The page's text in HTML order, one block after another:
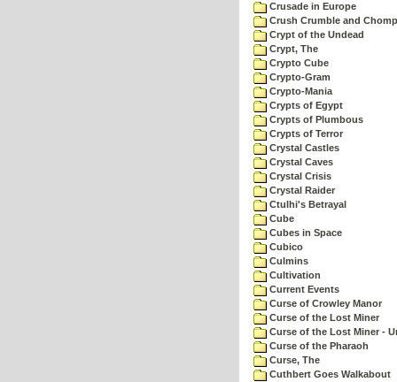
Crusade in Europe
Crush Crumble and Chomp
Crypt of the Undead
Crypt, The
Crypto Cube
Crypto-Gram
Crypto-Mania
Crypts of Egypt
Crypts of Plumbous
Crypts of Terror
Crystal Castles
Crystal Caves
Crystal Crisis
Crystal Raider
Ctulhi's Betrayal
Cube
Cubes in Space
Cubico
Culmins
Cultivation
Current Events
Curse of Crowley Manor
Curse of the Lost Miner
Curse of the Lost Miner -
Curse of the Pharaoh
Curse, The
Cuthbert Goes Walkabout